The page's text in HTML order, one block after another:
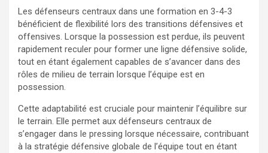
Les défenseurs centraux dans une formation en 3-4-3
bénéficient de flexibilité lors des transitions défensives et
offensives. Lorsque la possession est perdue, ils peuvent
rapidement reculer pour former une ligne défensive solide,
tout en étant également capables de s’avancer dans des
rôles de milieu de terrain lorsque l’équipe est en
possession.
Cette adaptabilité est cruciale pour maintenir l’équilibre sur
le terrain. Elle permet aux défenseurs centraux de
s’engager dans le pressing lorsque nécessaire, contribuant
à la stratégie défensive globale de l’équipe tout en étant